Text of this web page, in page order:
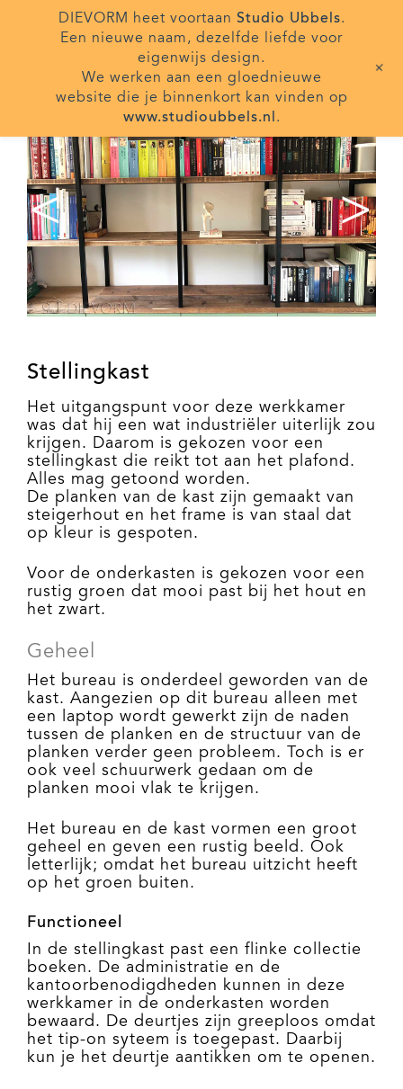
< >
Stellingkast
Het uitgangspunt voor deze werkkamer
was dat hij een wat industriëler uiterlijk zou
krijgen. Daarom is gekozen voor een
stellingkast die reikt tot aan het plafond.
Alles mag getoond worden.
De planken van de kast zijn gemaakt van
steigerhout en het frame is van staal dat
op kleur is gespoten.
Voor de onderkasten is gekozen voor een
rustig groen dat mooi past bij het hout en
het zwart.
Geheel
Het bureau is onderdeel geworden van de
kast. Aangezien op dit bureau alleen met
een laptop wordt gewerkt zijn de naden
tussen de planken en de structuur van de
planken verder geen probleem. Toch is er
ook veel schuurwerk gedaan om de
planken mooi vlak te krijgen.
Het bureau en de kast vormen een groot
geheel en geven een rustig beeld. Ook
letterlijk; omdat het bureau uitzicht heeft
op het groen buiten.
Functioneel
In de stellingkast past een flinke collectie
boeken. De administratie en de
kantoorbenodigdheden kunnen in deze
werkkamer in de onderkasten worden
bewaard. De deurtjes zijn greeploos omdat
het tip-on syteem is toegepast. Daarbij
kun je het deurtje aantikken om te openen.
DIEVORM heet voortaan Studio Ubbels.
Een nieuwe naam, dezelfde liefde voor
eigenwijs design.
We werken aan een gloednieuwe
website die je binnenkort kan vinden op
www.studioubbels.nl .
+